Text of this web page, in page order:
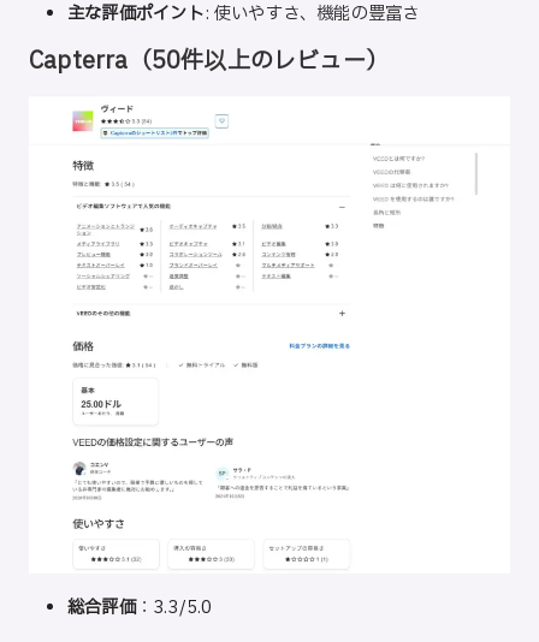
主な評価ポイント: 使いやすさ、機能の豊富さ
Capterra （50件以上のレビュー）
総合評価：3.3/5.0